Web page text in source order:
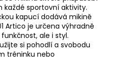
sportovní aktivity.
kapucí dodává mikině
Artico je určena výhradně
ale i styl.
si pohodlí a svobodu
tréninku nebo